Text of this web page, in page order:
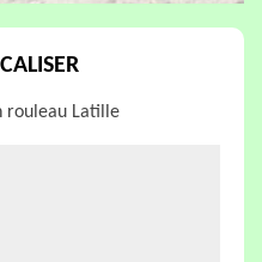
rouleau Latille